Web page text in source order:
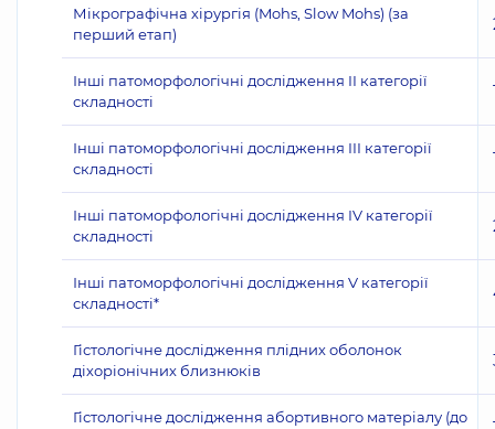
Мікрографічна хірургія (Mohs, Slow Mohs) (за
перший етап)
Інші патоморфологічні дослідження II категорії
складності
Інші патоморфологічні дослідження III категорії
складності
Інші патоморфологічні дослідження IV категорії
складності
Інші патоморфологічні дослідження V категорії
складності*
Гістологічне дослідження плідних оболонок
діхоріонічних близнюків
Гістологічне дослідження абортивного матеріалу (до